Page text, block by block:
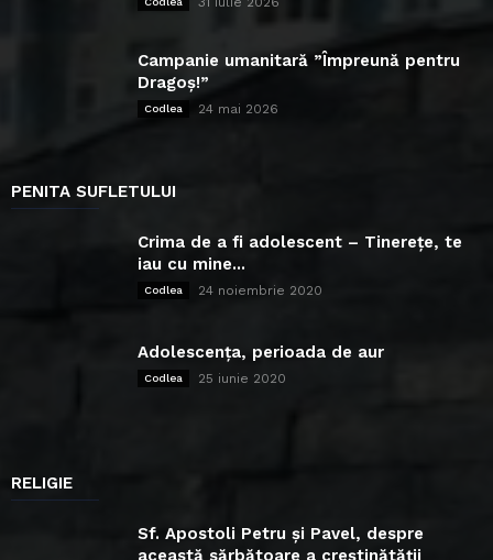
Campanie umanitară ”Împreună pentru
Dragoș!”
Codlea 24 mai 2026
PENITA SUFLETULUI
Crima de a fi adolescent – Tinerețe, te
iau cu mine...
Codlea 24 noiembrie 2020
Adolescența, perioada de aur
Codlea 25 iunie 2020
RELIGIE
Sf. Apostoli Petru și Pavel, despre
această sărbătoare a creștinătății